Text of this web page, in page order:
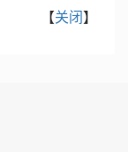
【关闭 】